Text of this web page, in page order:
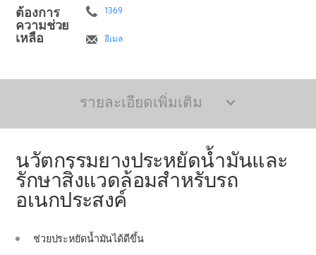
ต้องการ
ความช่วย
เหลือ
1369
อีเมล
รายละเอียดเพิ่มเติม
นวัตกรรมยางประหยัดน้ำมันและ
รักษาสิ่งแวดล้อมสำหรับรถ
อเนกประสงค์
ช่วยประหยัดน้ำมันได้ดีขึ้น